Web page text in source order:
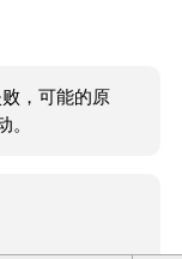
，可能的原
。